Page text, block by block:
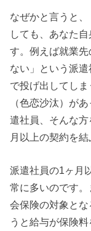
なぜかと言うと
しても、あなた
す。例えば就業
ない」という派
で投げ出してし
（色恋沙汰）が
遣社員、そんな
月以上の契約を
派遣社員の1ヶ月
常に多いのです
会保険の対象と
うと給与が保険